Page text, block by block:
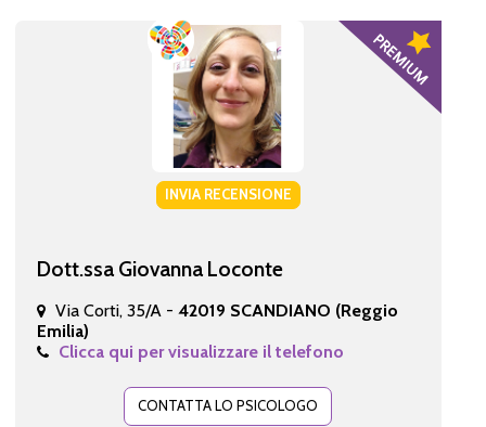
INVIA RECENSIONE
Dott.ssa Giovanna Loconte
Via Corti, 35/A - 42019 SCANDIANO (Reggio
Emilia)
Clicca qui per visualizzare il telefono
CONTATTA LO PSICOLOGO